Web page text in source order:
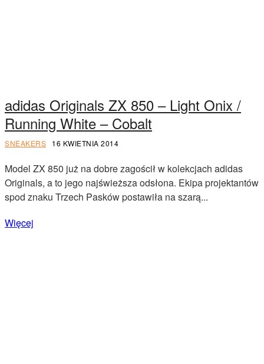
adidas Originals ZX 850 – Light Onix /
Running White – Cobalt
SNEAKERS 16 KWIETNIA 2014
Model ZX 850 już na dobre zagościł w kolekcjach adidas
Originals, a to jego najświeższa odsłona. Ekipa projektantów
spod znaku Trzech Pasków postawiła na szarą...
Więcej